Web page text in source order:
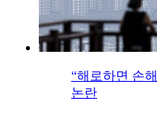
“해로하면 손
논란